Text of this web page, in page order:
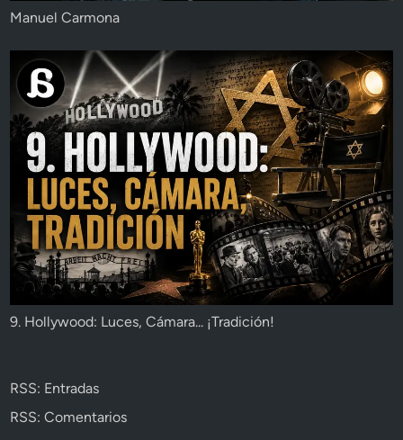
Manuel Carmona
9. Hollywood: Luces, Cámara... ¡Tradición!
RSS: Entradas
RSS: Comentarios